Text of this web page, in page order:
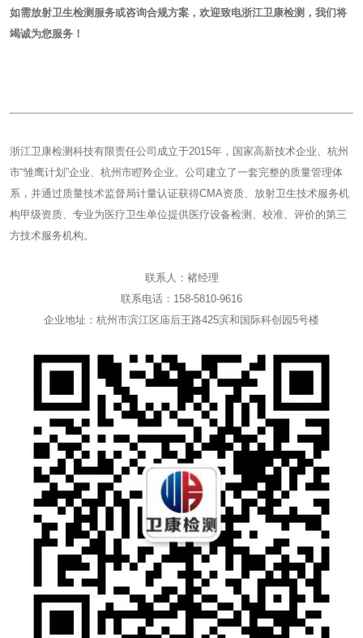
如需放射卫生检测服务或咨询合规方案，欢迎致电浙江卫康检测，我们将
竭诚为您服务！
浙江卫康检测科技有限责任公司成立于2015年，国家高新技术企业、杭州
市“雏鹰计划”企业、杭州市瞪羚企业。公司建立了一套完整的质量管理体
系，并通过质量技术监督局计量认证获得CMA资质、放射卫生技术服务机
构甲级资质、专业为医疗卫生单位提供医疗设备检测、校准、评价的第三
方技术服务机构。
联系人：褚经理
联系电话：158-5810-9616
企业地址：杭州市滨江区庙后王路425滨和国际科创园5号楼